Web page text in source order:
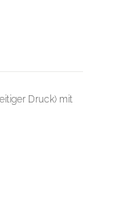
Druck) mit